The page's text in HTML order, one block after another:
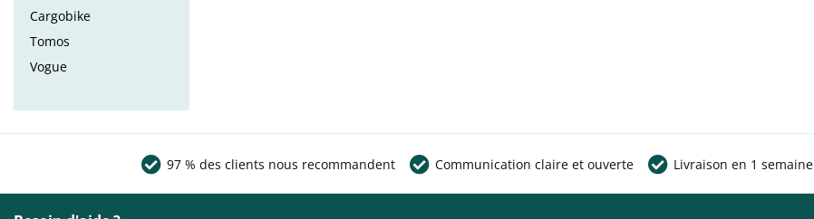
Cargobike
Tomos
Vogue
97 % des clients nous recommandent Communication claire et ouverte Livraison en 1 semaine